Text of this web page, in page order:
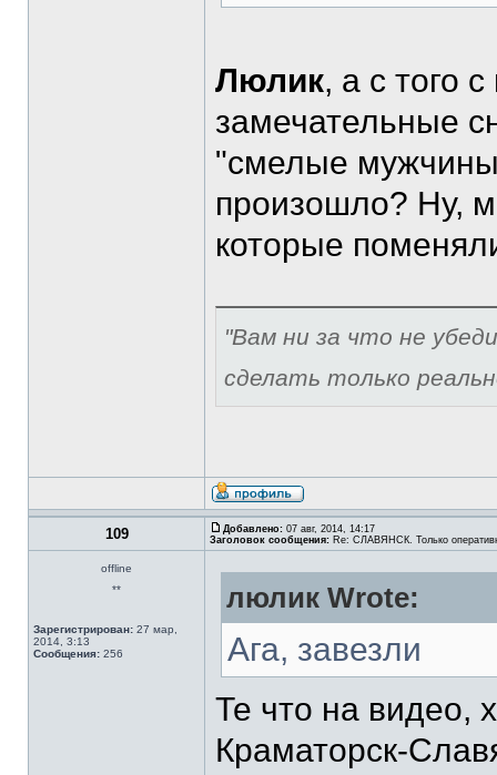
Люлик, а с того
замечательные
"смелые
произошло? Ну,
которые
"Вам ни за что не
сделать только
109 Добавлено: 07 авг, 2014, 14:17
Заголовок сообщения: Re: СЛАВЯНСК. Только
offline
**
Зарегистрирован: 27 мар,
2014, 3:13
Сообщения: 256
люлик Wrote:
Ага, завезли
Те что на видео,
Краматорск-